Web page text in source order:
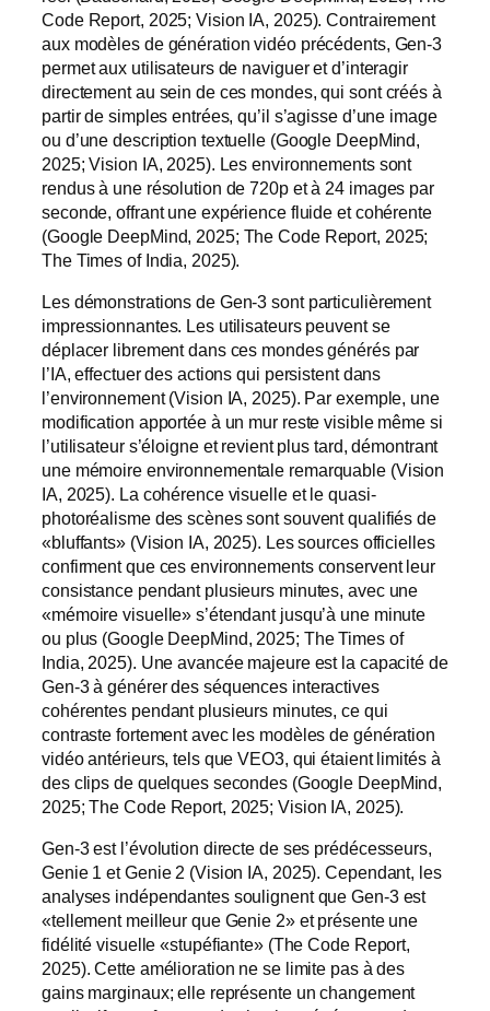
Code Report, 2025; Vision IA, 2025). Contrairement
aux modèles de génération vidéo précédents, Gen-3
permet aux utilisateurs de naviguer et d’interagir
directement au sein de ces mondes, qui sont créés à
partir de simples entrées, qu’il s’agisse d’une image
ou d’une description textuelle (Google DeepMind,
2025; Vision IA, 2025). Les environnements sont
rendus à une résolution de 720p et à 24 images par
seconde, offrant une expérience fluide et cohérente
(Google DeepMind, 2025; The Code Report, 2025;
The Times of India, 2025).
Les démonstrations de Gen-3 sont particulièrement
impressionnantes. Les utilisateurs peuvent se
déplacer librement dans ces mondes générés par
l’IA, effectuer des actions qui persistent dans
l’environnement (Vision IA, 2025). Par exemple, une
modification apportée à un mur reste visible même si
l’utilisateur s’éloigne et revient plus tard, démontrant
une mémoire environnementale remarquable (Vision
IA, 2025). La cohérence visuelle et le quasi-
photoréalisme des scènes sont souvent qualifiés de
«bluffants» (Vision IA, 2025). Les sources officielles
confirment que ces environnements conservent leur
consistance pendant plusieurs minutes, avec une
«mémoire visuelle» s’étendant jusqu’à une minute
ou plus (Google DeepMind, 2025; The Times of
India, 2025). Une avancée majeure est la capacité de
Gen-3 à générer des séquences interactives
cohérentes pendant plusieurs minutes, ce qui
contraste fortement avec les modèles de génération
vidéo antérieurs, tels que VEO3, qui étaient limités à
des clips de quelques secondes (Google DeepMind,
2025; The Code Report, 2025; Vision IA, 2025).
Gen-3 est l’évolution directe de ses prédécesseurs,
Genie 1 et Genie 2 (Vision IA, 2025). Cependant, les
analyses indépendantes soulignent que Gen-3 est
«tellement meilleur que Genie 2» et présente une
fidélité visuelle «stupéfiante» (The Code Report,
2025). Cette amélioration ne se limite pas à des
gains marginaux; elle représente un changement